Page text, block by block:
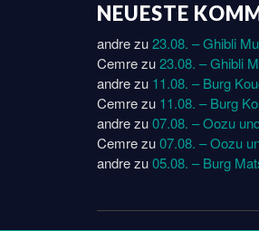
NEUESTE
andrezu23.08. – Ghibli
Cemrezu23.08. – Ghibli
andrezu 11.08. – Burg
Cemrezu 11.08. – Burg
andrezu07.08. – Oozu
Cemrezu07.08. – Oozu
andrezu05.08. – Burg